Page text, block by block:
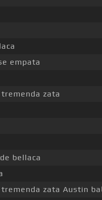
empata
tremenda zata
de bellaca
tremenda zata Austin